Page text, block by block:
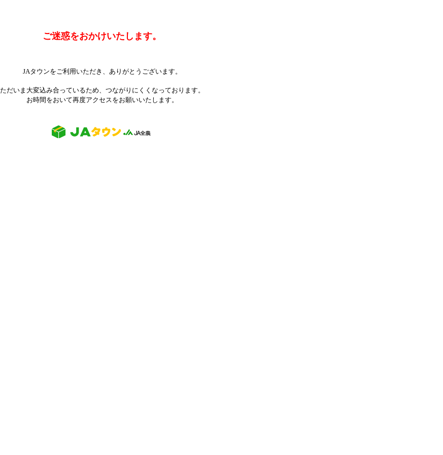
ご迷惑をおかけいたします。
JAタウンをご利用いただき、ありがとうございます。
ただいま大変込み合っているため、つながりにくくなっております。
お時間をおいて再度アクセスをお願いいたします。